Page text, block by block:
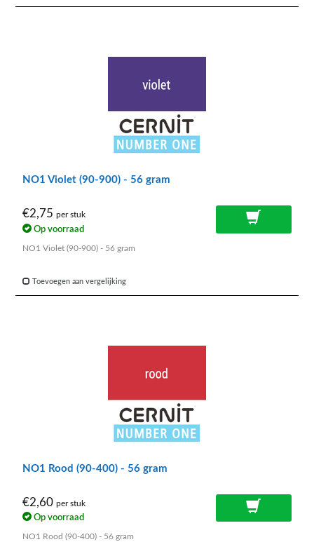
NO1 Violet (90-900) - 56 gram
€2,75 per stuk
Op voorraad
NO1 Violet (90-900) - 56 gram
Toevoegen aan vergelijking
NO1 Rood (90-400) - 56 gram
€2,60 per stuk
Op voorraad
NO1 Rood (90-400) - 56 gram